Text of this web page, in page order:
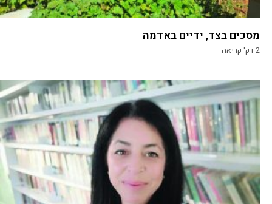
מסכים בצד, ידיים באדמה
2דק' קריאה